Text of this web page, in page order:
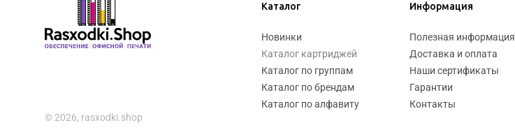
© 2026, rasxodki.shop
Каталог
Новинки
Каталог картриджей
Каталог по группам
Каталог по брендам
Каталог по алфавиту
Информация
Полезная информация
Доставка и оплата
Наши сертификаты
Гарантии
Контакты